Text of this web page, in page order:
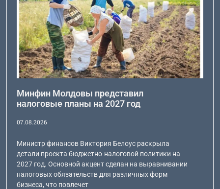
Минфин Молдовы представил
налоговые планы на 2027 год
07.08.2026
Министр финансов Виктория Белоус раскрыла
детали проекта бюджетно-налоговой политики на
2027 год. Основной акцент сделан на выравнивании
налоговых обязательств для различных форм
бизнеса, что повлечет